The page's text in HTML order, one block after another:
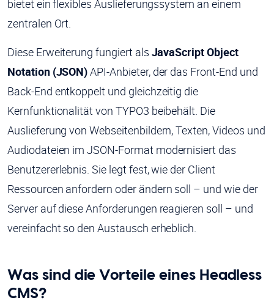
bietet ein flexibles Auslieferungssystem an einem
zentralen Ort.
Diese Erweiterung fungiert als JavaScript Object
Notation (JSON)API-Anbieter, der das Front-End und
Back-End entkoppelt und gleichzeitig die
Kernfunktionalität von TYPO3 beibehält. Die
Auslieferung von Webseitenbildern, Texten, Videos und
Audiodateien im JSON-Format modernisiert das
Benutzererlebnis. Sie legt fest, wie der Client
Ressourcen anfordern oder ändern soll – und wie der
Server auf diese Anforderungen reagieren soll – und
vereinfacht so den Austausch erheblich.
Was sind die Vorteile eines Headless
CMS?